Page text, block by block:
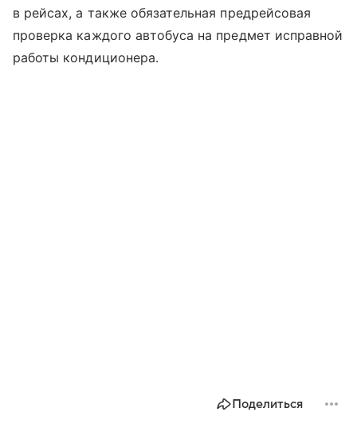
в рейсах, а также обязательная предрейсовая
проверка каждого автобуса на предмет исправной
работы кондиционера.
Поделиться